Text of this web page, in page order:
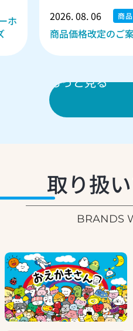
ホ
2026. 08. 06 商
商品価格改定のご
情報をもっと見る
取り扱
BRANDS